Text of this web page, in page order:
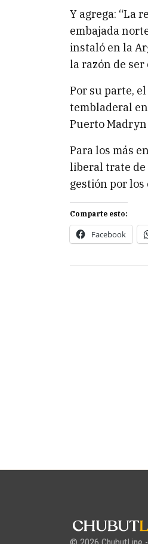
Y agrega: “La
embajada
instaló en la
la razón de ser
Por su parte,
tembladeral
Puerto Madryn
Para los más
liberal trate de
gestión por los
Comparte esto:
Facebook